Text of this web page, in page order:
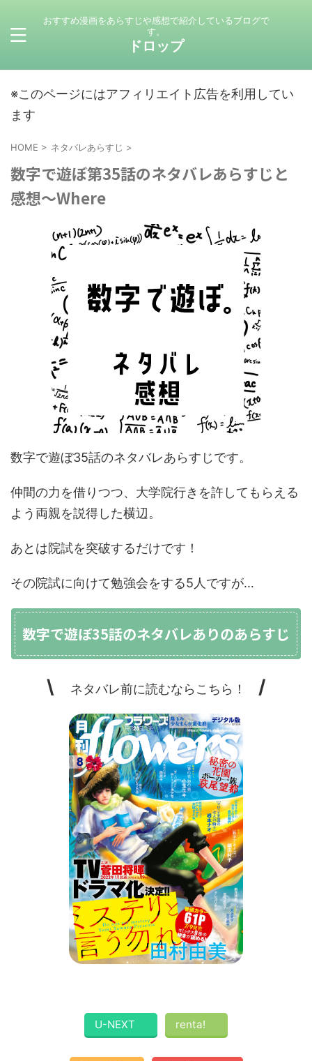
おすすめ漫画をあらすじや感想で紹介しているブログで
す。
ドロップ
※このページにはアフィリエイト広告を利用してい
ます
HOME > ネタバレあらすじ >
数字で遊ぼ第35話のネタバレあらすじと
感想～Where
数字で遊ぼ35話のネタバレあらすじです。
仲間の力を借りつつ、大学院行きを許してもらえる
よう両親を説得した横辺。
あとは院試を突破するだけです！
その院試に向けて勉強会をする5人ですが…
数字で遊ぼ35話のネタバレありのあらすじ
\ ネタバレ前に読むならこちら！ /
U-NEXT renta!